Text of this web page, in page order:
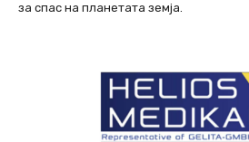
за спас на планетата земја.